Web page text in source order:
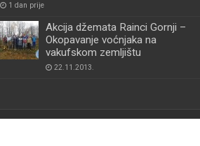
1 dan prije
Akcija džemata Rainci Gornji –
Okopavanje voćnjaka na
vakufskom zemljištu
22.11.2013.